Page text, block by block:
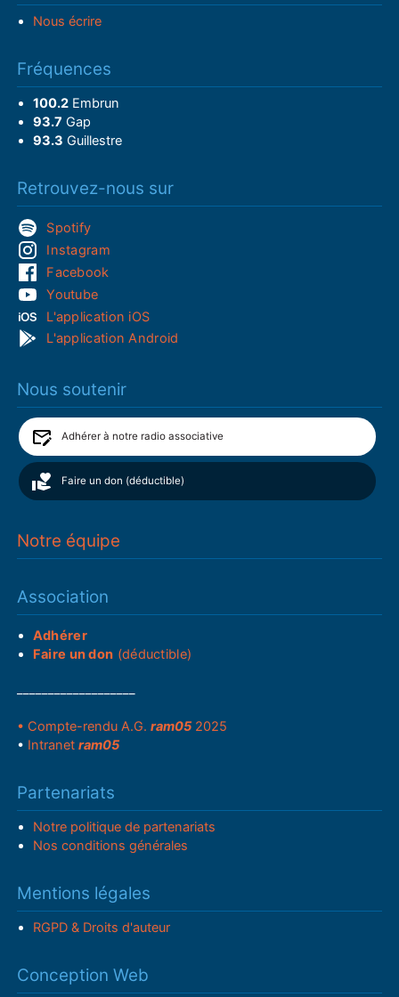
Nous écrire
Fréquences
100.2Embrun
93.7 Gap
93.3 Guillestre
Retrouvez-nous sur
Spotify
Instagram
Facebook
Youtube
L'application iOS
L'application Android
Nous soutenir
Adhérer à notre radio associative
Faire un don (déductible)
Notre équipe
Association
Adhérer
Faire un don (déductible)
• Compte-rendu A.G.ram05 2025
• Intranetram05
Partenariats
Notre politique de partenariats
Nos conditions générales
Mentions légales
RGPD & Droits d'auteur
Conception Web